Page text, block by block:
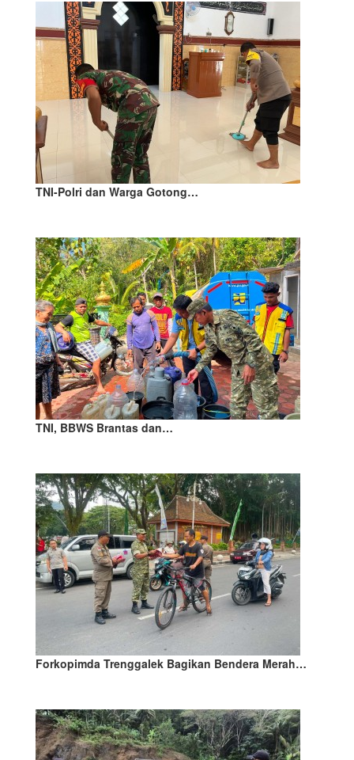
TNI-Polri dan Warga Gotong…
TNI, BBWS Brantas dan…
Forkopimda Trenggalek Bagikan Bendera Merah…